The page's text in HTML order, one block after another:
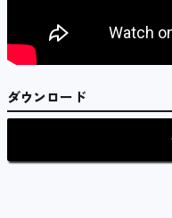
ダウンロード